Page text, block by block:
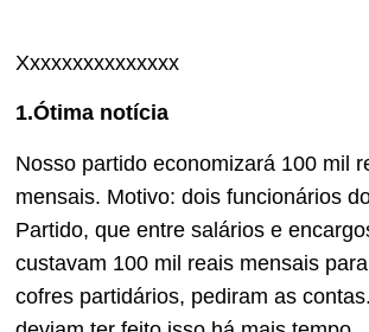
Xxxxxxxxxxxxxxx
1.Ótima notícia
Nosso partido economizará 100 mil
mensais. Motivo: dois funcionários
Partido, que entre salários e
custavam 100 mil reais mensais
cofres partidários, pediram as